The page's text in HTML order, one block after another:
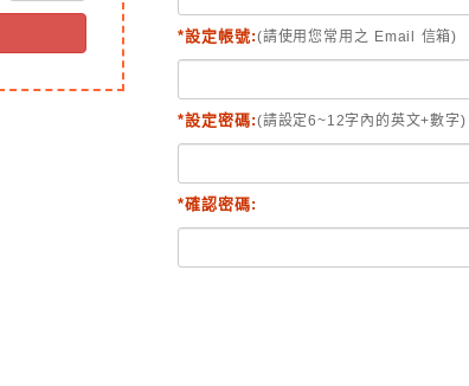
*設定帳號:(請使用您常用之 Email 信箱)
*設定密碼:(請設定6~12字內的英文+數字)
*確認密碼: